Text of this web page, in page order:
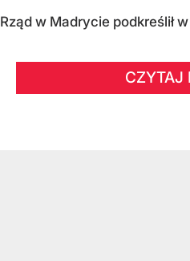
Rząd w Madrycie podkreślił
CZYTAJ